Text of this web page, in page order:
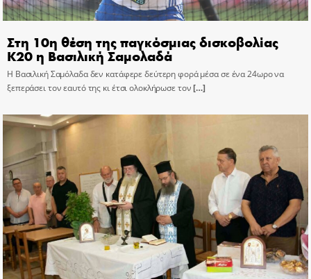
Στη 10η θέση της παγκόσμιας δισκοβολίας
Κ20 η Βασιλική Σαμολαδά
Η Βασιλική Σαμόλαδα δεν κατάφερε δεύτερη φορά μέσα σε ένα 24ωρο να
ξεπεράσει τον εαυτό της κι έτσι ολοκλήρωσε τον[…]